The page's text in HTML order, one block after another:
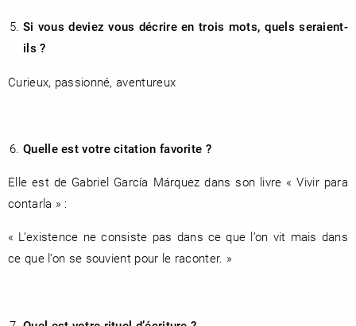
Si vous deviez vous décrire en trois mots, quels seraient-
ils ?
Curieux, passionné, aventureux
Quelle est votre citation favorite ?
Elle est de Gabriel García Márquez dans son livre « Vivir para
contarla » :
« L’existence ne consiste pas dans ce que l’on vit mais dans
ce que l’on se souvient pour le raconter. »